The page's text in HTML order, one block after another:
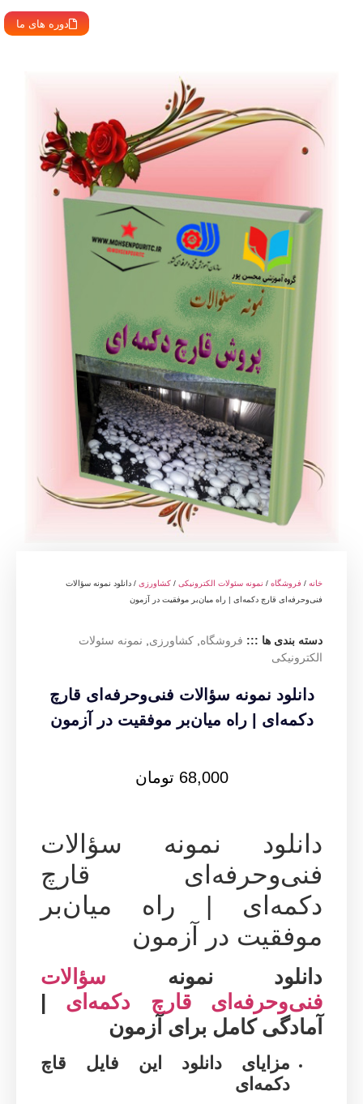
دوره های ما
خانه / فروشگاه / نمونه سئولات الکترونیکی / کشاورزی / دانلود نمونه سؤالات
فنی‌وحرفه‌ای قارچ دکمه‌ای | راه میان‌بر موفقیت در آزمون
دسته بندی ها ::: فروشگاه کشاورزی
نمونه سئولات
الکترونیکی
دانلود نمونه سؤالات فنی‌وحرفه‌ای قارچ
دکمه‌ای | راه میان‌بر موفقیت در آزمون
68,000 تومان
دانلود نمونه سؤالات
فنی‌وحرفه‌ای قارچ
دکمه‌ای | راه میان‌بر
موفقیت در آزمون
دانلود نمونه سؤالات
فنی‌وحرفه‌ای قارچ دکمه‌ای |
آمادگی کامل برای آزمون
مزایای دانلود این فایل قاچ
دکمه‌ای